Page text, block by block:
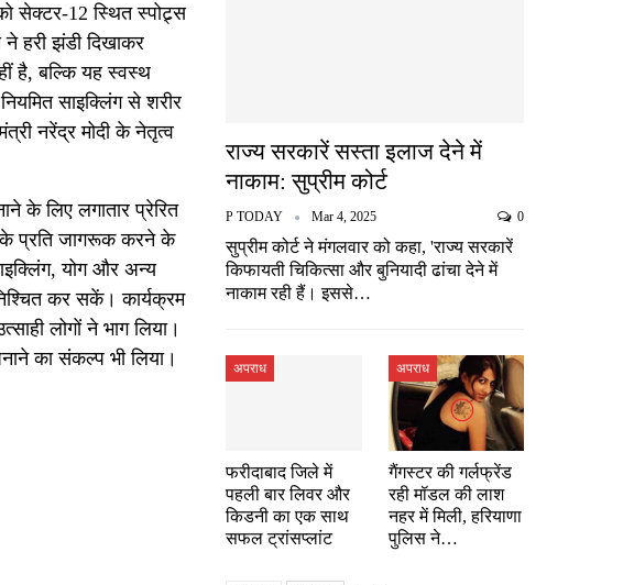
सेक्टर-12 स्थित स्पोट्र्स
हरी झंडी दिखाकर
है, बल्कि यह स्वस्थ
साइक्लिंग से शरीर
नरेंद्र मोदी के नेतृत्व
के लिए लगातार प्रेरित
के प्रति जागरूक करने के
योग और अन्य
कर सकें। कार्यक्रम
लोगों ने भाग लिया।
का संकल्प भी लिया।
राज्य सरकारें सस्ता इलाज देने में
नाकाम: सुप्रीम कोर्ट
P TODAY Mar 4, 2025 0
सुप्रीम कोर्ट ने मंगलवार को कहा, 'राज्य सरकारें
किफायती चिकित्सा और बुनियादी ढांचा देने में
नाकाम रही हैं। इससे…
अपराध
फरीदाबाद जिले में
पहली बार लिवर और
किडनी का एक साथ
सफल ट्रांसप्लांट
अपराध
गैंगस्टर की गर्लफ्रेंड
रही मॉडल की लाश
नहर में मिली, हरियाणा
पुलिस ने…